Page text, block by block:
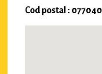
Cod postal : 077040